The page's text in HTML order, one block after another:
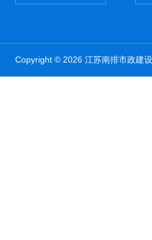
Copyright © 2026 江苏南排市政建